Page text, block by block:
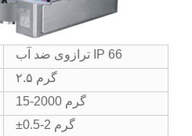
ترازوی ضد آب IP 66
۲.۵ گرم
15-2000 گرم
±0.5-2 گرم